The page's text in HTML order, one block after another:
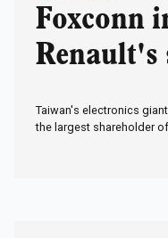
Foxconn
Renault's
Taiwan's electronics
the largest shareholder